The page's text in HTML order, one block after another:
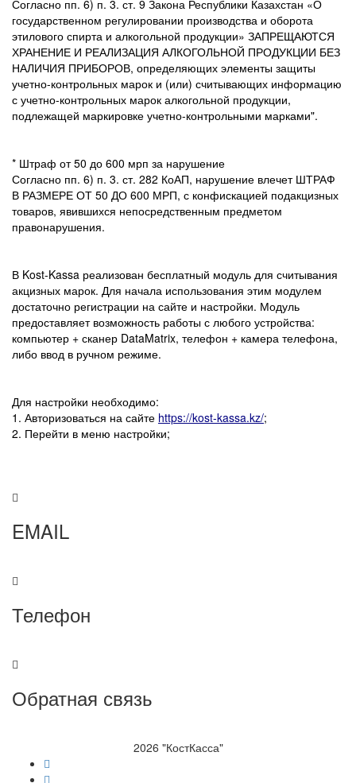
Согласно пп. 6) п. 3. ст. 9 Закона Республики Казахстан «О
государственном регулировании производства и оборота
этилового спирта и алкогольной продукции» ЗАПРЕЩАЮТСЯ
ХРАНЕНИЕ И РЕАЛИЗАЦИЯ АЛКОГОЛЬНОЙ ПРОДУКЦИИ БЕЗ
НАЛИЧИЯ ПРИБОРОВ, определяющих элементы защиты
учетно-контрольных марок и (или) считывающих информацию
с учетно-контрольных марок алкогольной продукции,
подлежащей маркировке учетно-контрольными марками".
* Штраф от 50 до 600 мрп за нарушение
Согласно пп. 6) п. 3. ст. 282 КоАП, нарушение влечет ШТРАФ
В РАЗМЕРЕ ОТ 50 ДО 600 МРП, с конфискацией подакцизных
товаров, явившихся непосредственным предметом
правонарушения.
В Kost-Kassa реализован бесплатный модуль для считывания
акцизных марок. Для начала использования этим модулем
достаточно регистрации на сайте и настройки. Модуль
предоставляет возможность работы с любого устройства:
компьютер + сканер DataMatrix, телефон + камера телефона,
либо ввод в ручном режиме.
Для настройки необходимо:
1. Авторизоваться на сайте https://kost-kassa.kz/;
2. Перейти в меню настройки;
EMAIL
Телефон
Обратная связь
2026 "КостКасса"